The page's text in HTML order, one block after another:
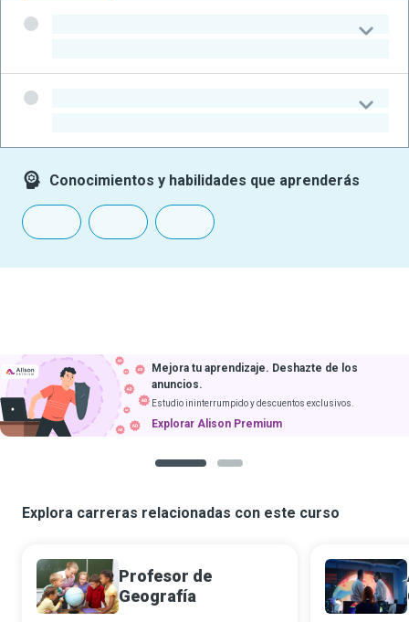
Conocimientos y habilidades que aprenderás
Mejora tu aprendizaje. Deshazte de los
anuncios.
Estudio ininterrumpido y descuentos exclusivos.
Explorar Alison Premium
Explora carreras relacionadas con este curso
Profesor de
Geografía